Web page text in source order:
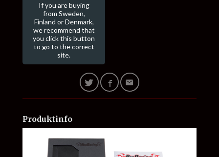
If you are buying
from Sweden,
Finland or Denmark,
we recommend that
you click this button
to go to the correct
site.
Produktinfo